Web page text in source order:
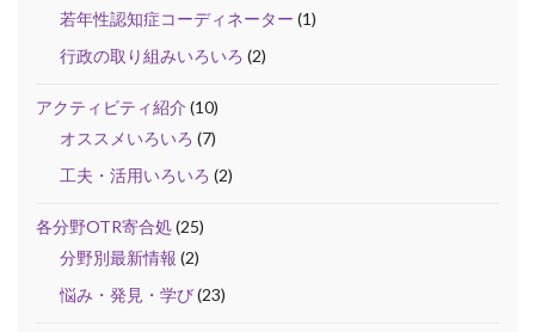
若年性認知症コーディネーター (1)
行政の取り組みいろいろ (2)
アクティビティ紹介 (10)
オススメいろいろ (7)
工夫・活用いろいろ (2)
各分野OTR寄合処(25)
分野別最新情報 (2)
悩み・発見・学び(23)